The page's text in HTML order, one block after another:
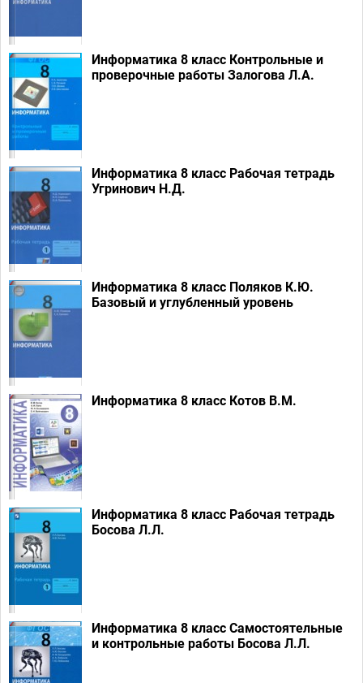
Информатика 8 класс Контрольные и
проверочные работы Залогова Л.А.
Информатика 8 класс Рабочая тетрадь
Угринович Н.Д.
Информатика 8 класс Поляков К.Ю.
Базовый и углубленный уровень
Информатика 8 класс Котов В.М.
Информатика 8 класс Рабочая тетрадь
Босова Л.Л.
Информатика 8 класс Самостоятельные
и контрольные работы Босова Л.Л.